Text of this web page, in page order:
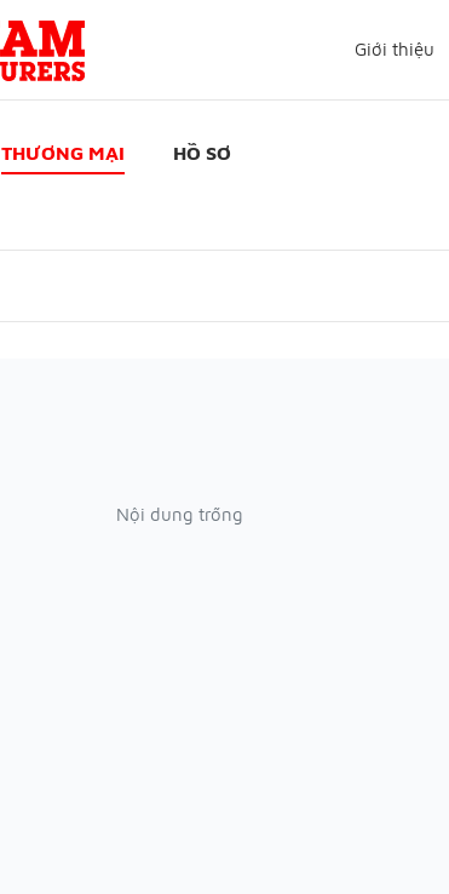
Giới thiệu
THƯƠNG MẠI HỒ SƠ
Nội dung trống